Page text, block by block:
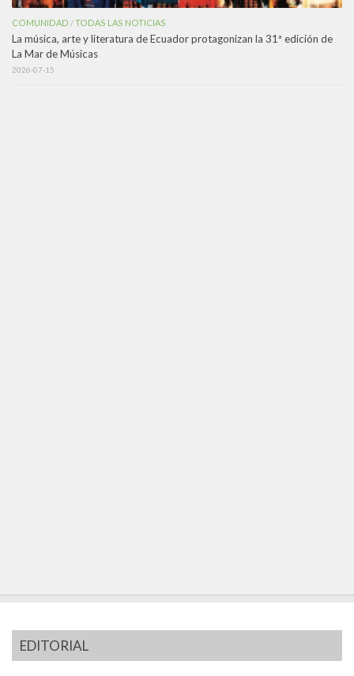
COMUNIDAD /TODAS LAS NOTICIAS
La música, arte y literatura de Ecuador protagonizan la 31ª edición de
La Mar de Músicas
2026-07-15
EDITORIAL